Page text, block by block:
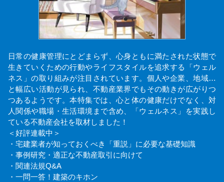
日常の健康管理にとどまらず、心身ともに満たされた状態で
生きていくための行動やライフスタイルを追求する「ウェル
ネス」の取り組みが注目されています。個人や企業、地域…
と幅広い活動が見られ、不動産業界でもその動きが広がりつ
つあるようです。本特集では、心と体の健康だけでなく、対
人関係や職場・生活環境まで含め、「ウェルネス」を実践し
ている不動産会社を取材しました！
＜好評連載中＞
・宅建業者が知っておくべき「重説」に必要な基礎知識
・事例研究・適正な不動産取引に向けて
・関連法規Q&A
・一問一答！建築のキホン